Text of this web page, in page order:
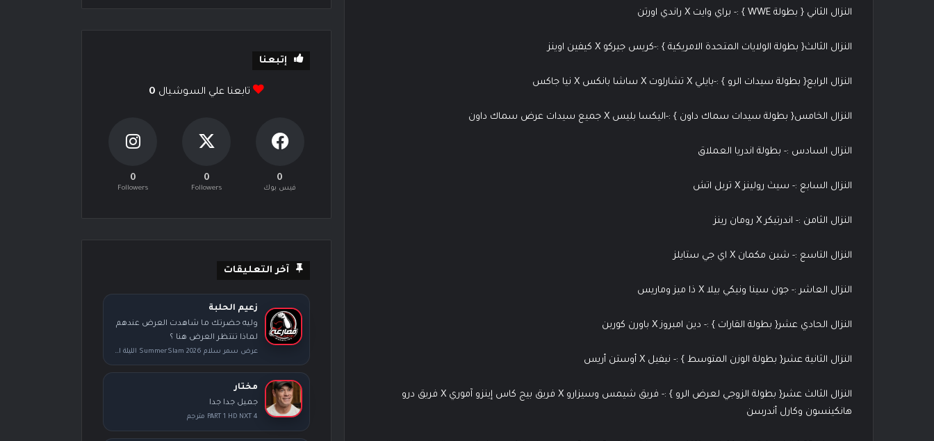
النزال الثاني { بطولة WWE } :- براي وايت X راندي اورتن
النزال الثالث{ بطولة الولايات المتحدة الامريكية } :-كريس جيركو X كيفين اوينز
النزال الرابع{ بطولة سيدات الرو } :-بايلي X تشارلوت X ساشا بانكس X نيا جاكس
النزال الخامس{ بطولة سيدات سماك داون } :-اليكسا بليس X جميع سيدات عرض سماك داون
النزال السادس :- بطولة اندريا العملاق
النزال السابع :- سيث رولينز X تربل اتش
النزال الثامن :- اندرتيكر X رومان رينز
النزال التاسع :- شين مكمان X اي جي ستايلز
النزال العاشر :- جون سينا ونيكي بيلا X ذا ميز وماريس
النزال الحادي عشر{ بطولة القارات } :- دين امبروز X باورن كوربن
النزال الثانية عشر{ بطولة الوزن المتوسط } :- نيفيل X أوستن أريس
النزال الثالث عشر{ بطولة الزوجي لعرض الرو } :- فريق شيمس وسيزارو X فريق بيج كاس إينزو آموري X فريق درو
هانكينسون وكارل أندرسن
إتبعنا
تابعنا علي السوشيال 0
0
فيس بوك
0
Followers
0
Followers
آخر التعليقات
زعيم الحلبة
وليه حضرتك ما شاهدت العرض عندهم
لماذا تنتظر العرض هنا ؟
عرض سمر سلام SummerSlam 2026 الليلة الأولى كامل مترجم
مختار
جميل جدا جدا
PART 1 HD NXT 4 مترجم